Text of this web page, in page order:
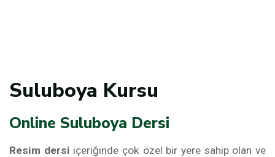
Suluboya Kursu
Online Suluboya Dersi
Resim dersi içeriğinde çok özel bir yere sahip olan ve